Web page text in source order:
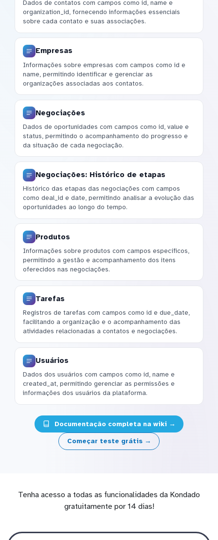
Dados de contatos com campos como id, name e
organization_id, fornecendo informações essenciais
sobre cada contato e suas associações.
Empresas
Informações sobre empresas com campos como id e
name, permitindo identificar e gerenciar as
organizações associadas aos contatos.
Negociações
Dados de oportunidades com campos como id, value e
status, permitindo o acompanhamento do progresso e
da situação de cada negociação.
Negociações: Histórico de etapas
Histórico das etapas das negociações com campos
como deal_id e date, permitindo analisar a evolução das
oportunidades ao longo do tempo.
Produtos
Informações sobre produtos com campos específicos,
permitindo a gestão e acompanhamento dos itens
oferecidos nas negociações.
Tarefas
Registros de tarefas com campos como id e due_date,
facilitando a organização e o acompanhamento das
atividades relacionadas a contatos e negociações.
Usuários
Dados dos usuários com campos como id, name e
created_at, permitindo gerenciar as permissões e
informações dos usuários da plataforma.
Documentação completa na wiki →
Começar teste grátis →
Tenha acesso a todas as funcionalidades da Kondado
gratuitamente por 14 dias!